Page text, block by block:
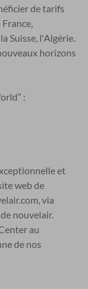
de tarifs
Suisse, l'Algérie.
horizons
:
et
web de
via
nouvelair.
au
de nos